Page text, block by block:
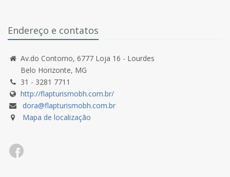
Endereço e contatos
Av.do Contorno, 6777 Loja 16 - Lourdes
Belo Horizonte, MG
31 - 3281 7711
http://flapturismobh.com.br/
dora@flapturismobh.com.br
Mapa de localização